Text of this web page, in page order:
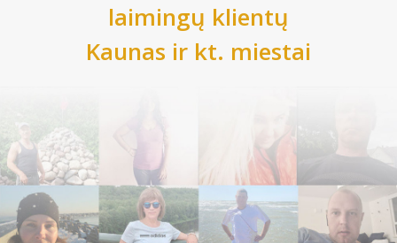
laimingų klientų
Kaunas ir kt. miestai